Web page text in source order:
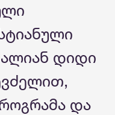
დიდი
და